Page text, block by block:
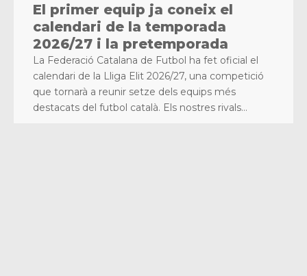
El primer equip ja coneix el
calendari de la temporada
2026/27 i la pretemporada
La Federació Catalana de Futbol ha fet oficial el
calendari de la Lliga Elit 2026/27, una competició
que tornarà a reunir setze dels equips més
destacats del futbol català. Els nostres rivals